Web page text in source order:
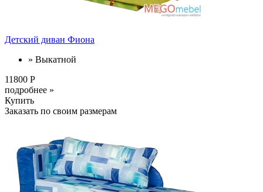
Детский диван Фиона
» Выкатной
11800 Р
подробнее »
Купить
Заказать по своим размерам